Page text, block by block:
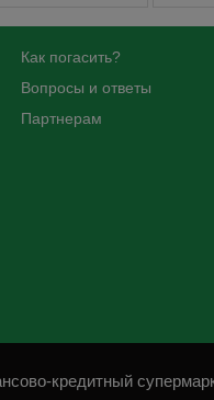
Как погасить?
Вопросы и ответы
Партнерам
кредитный